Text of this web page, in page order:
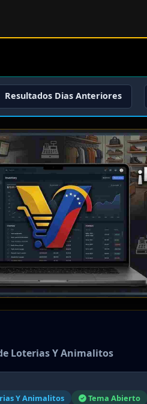
Resultados Dias Anteriores
Loterias Y Animalitos
Y Animalitos Tema Abierto